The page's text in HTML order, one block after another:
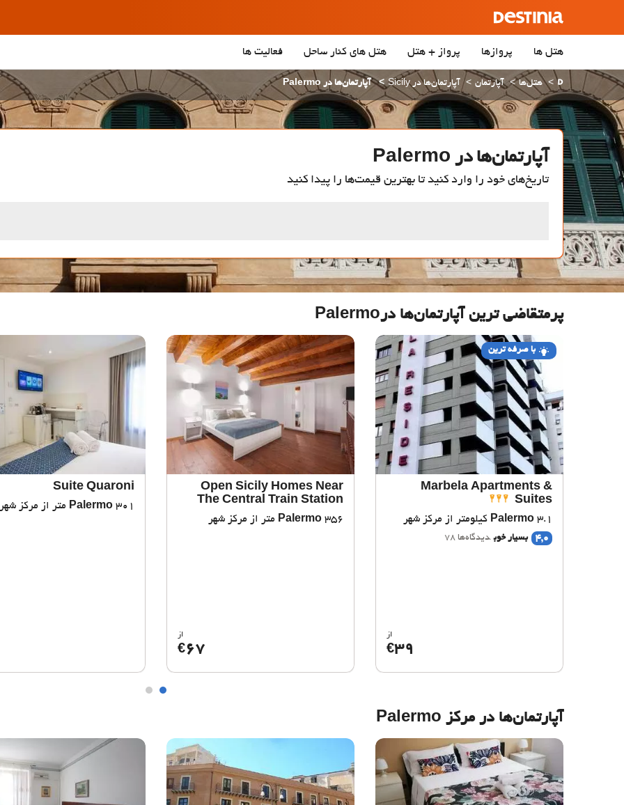
هتل ها پروازها پرواز + هتل هتل‌ های کنار ساحل فعالیت ها
هتل‌ها آپارتمان آپارتمان‌ها در Sicily آپارتمان‌ها در Palermo
آپارتمان‌ها در Palermo
تاریخ‌های خود را وارد کنید تا بهترین قیمت‌ها را پیدا کنید
پرمتقاضی ترین آپارتمان‌‌ها درPalermo
با صرفه ترین
Marbela Apartments &
Suites
Palermo 3.1 کیلومتر از مرکز شهر
4,0
بسیار خوب دیدگاه‌ها 78
از
€39
Open Sicily Homes Near
The Central Train Station
Palermo 356 متر از مرکز شهر
از
€67
Suite Quaroni
Palermo 301 متر از مرکز شهر
آپارتمان‌ها در مرکز Palermo